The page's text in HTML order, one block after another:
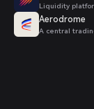
Liquidity
Aerodrome
A central